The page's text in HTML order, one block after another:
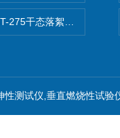
275干态落絮测试仪
性测试仪,垂直燃烧性试验